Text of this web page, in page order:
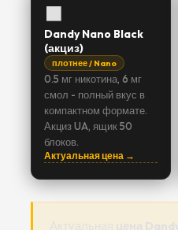
⬛
Dandy Nano Black
(акциз)
плотнее / Nano
0.5 мг никотина, 6 мг
смол - полный вкус в
компактном формате.
Акциз UA, ящик 50
блоков.
Актуальная цена →